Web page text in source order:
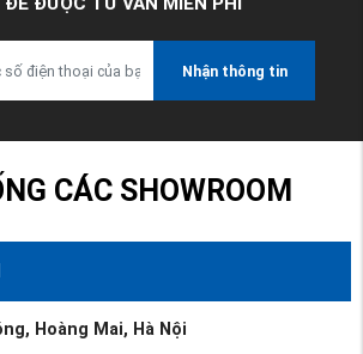
Nhận thông tin
CÁC SHOWROOM
Hoàng Mai, Hà Nội